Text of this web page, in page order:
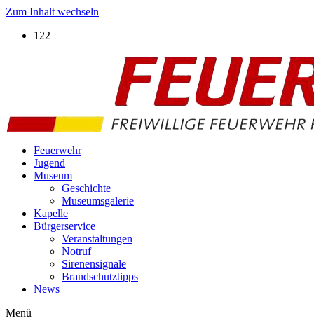
Zum Inhalt wechseln
122
Feuerwehr
Jugend
Museum
Geschichte
Museumsgalerie
Kapelle
Bürgerservice
Veranstaltungen
Notruf
Sirenensignale
Brandschutztipps
News
Menü